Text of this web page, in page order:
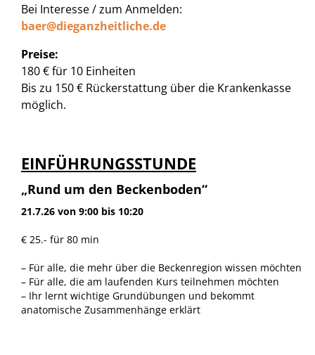
Bei Interesse / zum Anmelden:
baer@dieganzheitliche.de
Preise:
180 € für 10 Einheiten
Bis zu 150 € Rückerstattung über die Krankenkasse
möglich.
EINFÜHRUNGSSTUNDE
„Rund um den Beckenboden“
21.7.26 von 9:00 bis 10:20
€ 25.- für 80 min
– Für alle, die mehr über die Beckenregion wissen möchten
– Für alle, die am laufenden Kurs teilnehmen möchten
– Ihr lernt wichtige Grundübungen und bekommt
anatomische Zusammenhänge erklärt